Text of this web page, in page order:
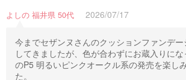
よしの 福井県 50代 2026/07/17
今までセザンヌさんのクッションファンデ
してきましたが、色が合わずにお蔵入りに
のP5 明るいピンクオークル系の発売を楽し
た。